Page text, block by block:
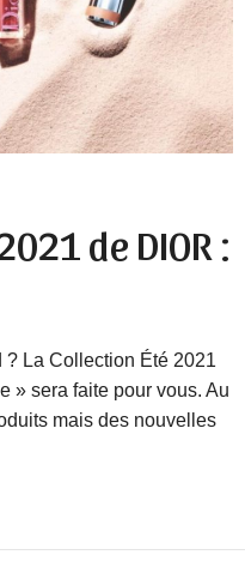
de DIOR :
La Collection Été 2021
» sera faite pour vous. Au
mais des nouvelles